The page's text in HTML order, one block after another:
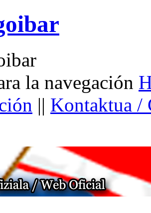
la navegación
|| Kontaktua /